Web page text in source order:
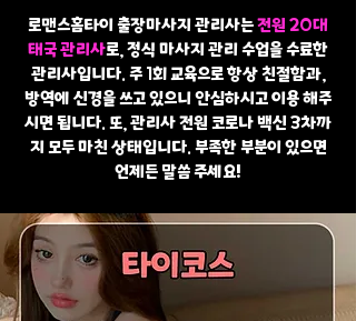
로맨스홈타이 출장마사지 관리사는전원 20대
태국 관리사로, 정식 마사지 관리 수업을 수료한
관리사입니다. 주 1회 교육으로 항상 친절함과,
방역에 신경을 쓰고 있으니 안심하시고 이용 해주
시면 됩니다. 또, 관리사 전원 코로나 백신 3차까
지 모두 마친 상태입니다. 부족한 부분이 있으면
언제든 말씀 주세요!